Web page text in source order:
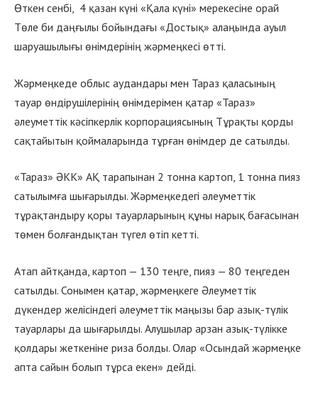
Өткен сенбі, 4 қазан күні «Қала күні» мерекесіне орай
Төле би даңғылы бойындағы «Достық» алаңында ауыл
шаруашылығы өнімдерінің жәрмеңкесі өтті.
Жәрмеңкеде облыс аудандары мен Тараз қаласының
тауар өндірушілерінің өнімдерімен қатар «Тараз»
әлеуметтік кәсіпкерлік корпорациясының Тұрақты қорды
сақтайытын қоймаларында тұрған өнімдер де сатылды.
«Тараз» ӘКК» АҚ тарапынан 2 тонна картоп, 1 тонна пияз
сатылымға шығарылды. Жәрмеңкедегі әлеуметтік
тұрақтандыру қоры тауарларының құны нарық бағасынан
төмен болғандықтан түгел өтіп кетті.
Атап айтқанда, картоп — 130 теңге, пияз — 80 теңгеден
сатылды. Сонымен қатар, жәрмеңкеге Әлеуметтік
дүкендер желісіндегі әлеуметтік маңызы бар азық-түлік
тауарлары да шығарылды. Алушылар арзан азық-түлікке
қолдары жеткеніне риза болды. Олар «Осындай жәрмеңке
апта сайын болып тұрса екен» дейді.